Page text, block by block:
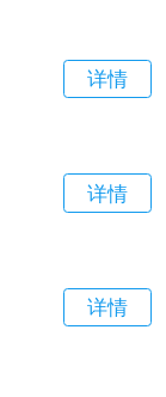
详情
详情
详情